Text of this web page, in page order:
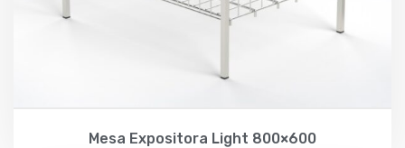
Mesa Expositora Light 800×600